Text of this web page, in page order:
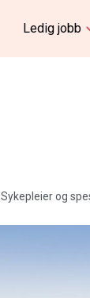
Ledig jobb
Sykepleier og